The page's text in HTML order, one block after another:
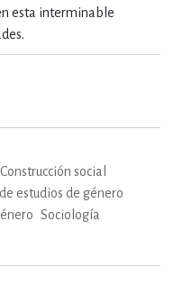
esta interminable
Construcción social
estudios de género
Sociología